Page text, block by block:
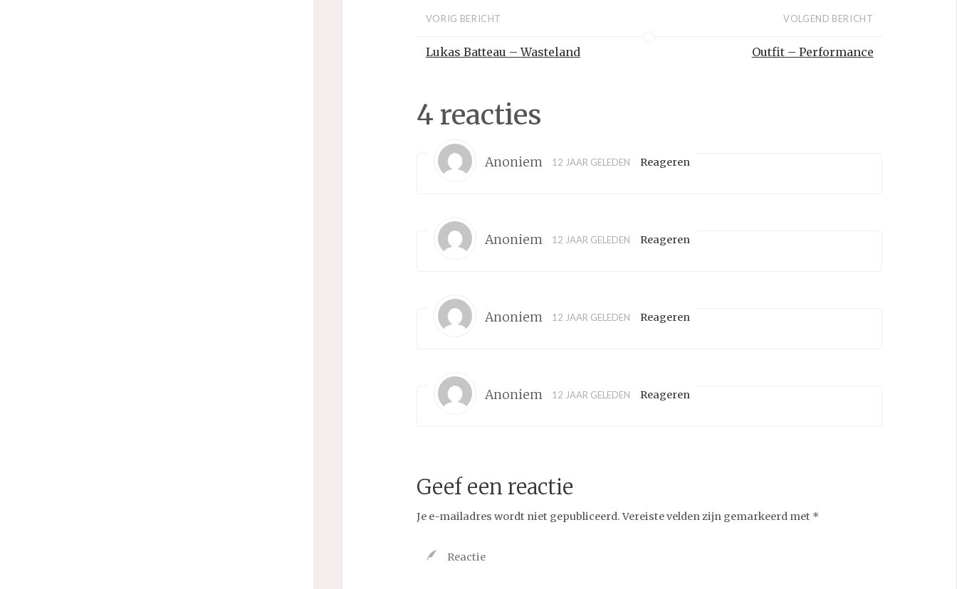
VORIG BERICHT
Lukas Batteau – Wasteland
VOLGEND BERICHT
Outfit – Performance
4 reacties
Anoniem 12 JAAR GELEDEN Reageren
Anoniem 12 JAAR GELEDEN Reageren
Anoniem 12 JAAR GELEDEN Reageren
Anoniem 12 JAAR GELEDEN Reageren
Geef een reactie
Je e-mailadres wordt niet gepubliceerd. Vereiste velden zijn gemarkeerd met *